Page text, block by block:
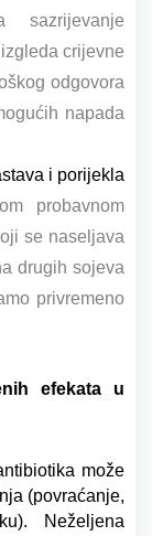
sazrijevanje
crijevne
odgovora
napada
i porijekla
probavnom
se naseljava
drugih sojeva
privremeno
efekata u
može
(povraćanje,
Neželjena